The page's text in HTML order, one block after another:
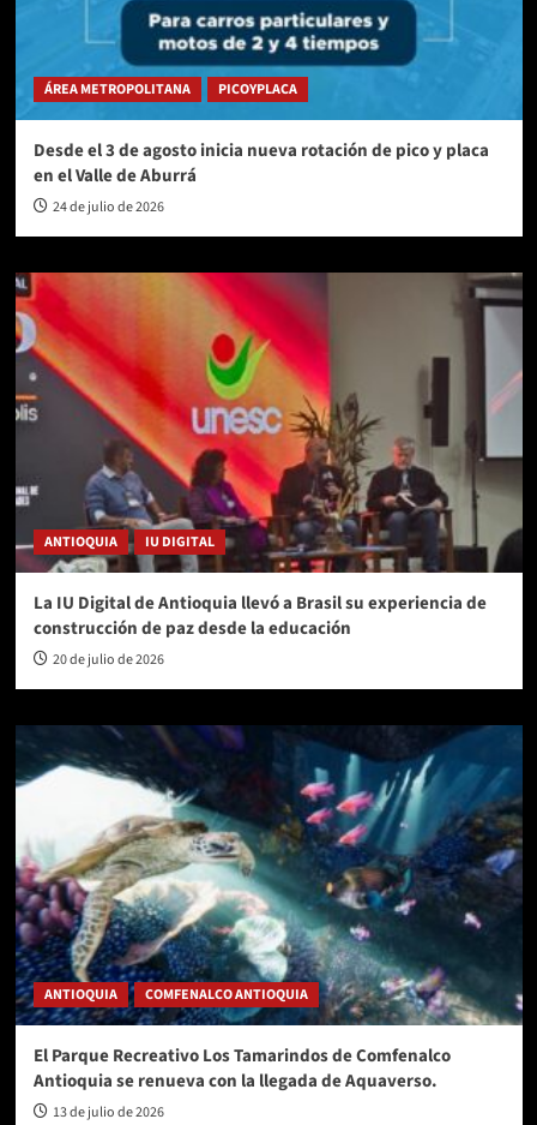
ÁREA METROPOLITANA PICOYPLACA
Desde el 3 de agosto inicia nueva rotación de pico y placa
en el Valle de Aburrá
24 de julio de 2026
ANTIOQUIA IU DIGITAL
La IU Digital de Antioquia llevó a Brasil su experiencia de
construcción de paz desde la educación
20 de julio de 2026
ANTIOQUIA COMFENALCO ANTIOQUIA
El Parque Recreativo Los Tamarindos de Comfenalco
Antioquia se renueva con la llegada de Aquaverso.
13 de julio de 2026